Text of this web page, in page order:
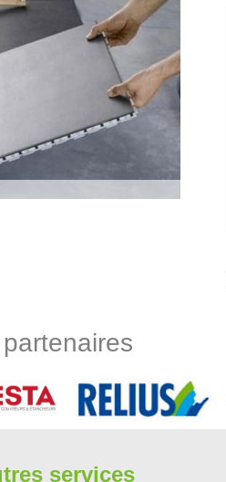
cuisine,…) ? Avez-vous besoin
? Au service de toute demande,
de devis est pour cela gratuite
services